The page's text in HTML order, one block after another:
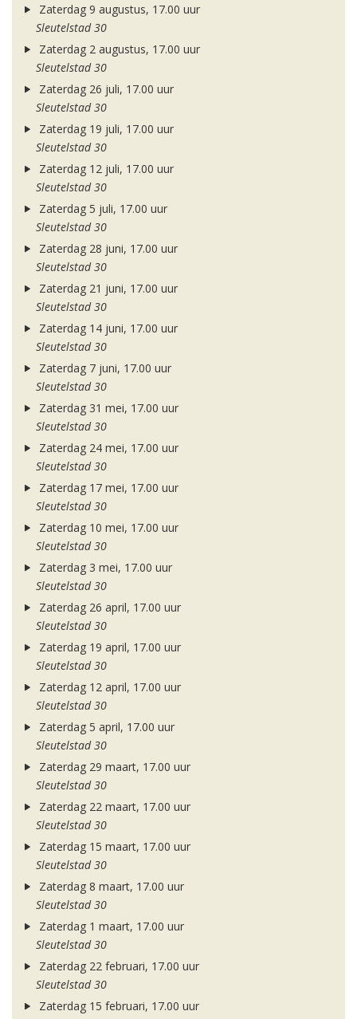
Zaterdag 9 augustus, 17.00 uur
Sleutelstad 30
Zaterdag 2 augustus, 17.00 uur
Sleutelstad 30
Zaterdag 26 juli, 17.00 uur
Sleutelstad 30
Zaterdag 19 juli, 17.00 uur
Sleutelstad 30
Zaterdag 12 juli, 17.00 uur
Sleutelstad 30
Zaterdag 5 juli, 17.00 uur
Sleutelstad 30
Zaterdag 28 juni, 17.00 uur
Sleutelstad 30
Zaterdag 21 juni, 17.00 uur
Sleutelstad 30
Zaterdag 14 juni, 17.00 uur
Sleutelstad 30
Zaterdag 7 juni, 17.00 uur
Sleutelstad 30
Zaterdag 31 mei, 17.00 uur
Sleutelstad 30
Zaterdag 24 mei, 17.00 uur
Sleutelstad 30
Zaterdag 17 mei, 17.00 uur
Sleutelstad 30
Zaterdag 10 mei, 17.00 uur
Sleutelstad 30
Zaterdag 3 mei, 17.00 uur
Sleutelstad 30
Zaterdag 26 april, 17.00 uur
Sleutelstad 30
Zaterdag 19 april, 17.00 uur
Sleutelstad 30
Zaterdag 12 april, 17.00 uur
Sleutelstad 30
Zaterdag 5 april, 17.00 uur
Sleutelstad 30
Zaterdag 29 maart, 17.00 uur
Sleutelstad 30
Zaterdag 22 maart, 17.00 uur
Sleutelstad 30
Zaterdag 15 maart, 17.00 uur
Sleutelstad 30
Zaterdag 8 maart, 17.00 uur
Sleutelstad 30
Zaterdag 1 maart, 17.00 uur
Sleutelstad 30
Zaterdag 22 februari, 17.00 uur
Sleutelstad 30
Zaterdag 15 februari, 17.00 uur